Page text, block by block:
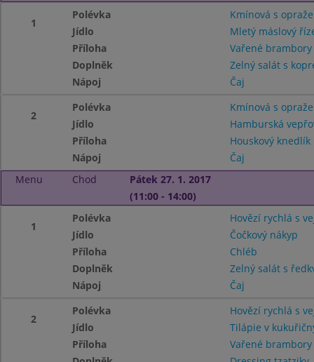
1
Polévka
Kmínová s
Jídlo
Mletý máslový
Příloha
Vařené
Doplněk
Zelný salát s
Nápoj
Čaj
2
Polévka
Kmínová s
Jídlo
Hamburská
Příloha
Houskový knedlík
Nápoj
Čaj
Menu
Chod
Pátek 27. 1. 2017
(11:00 - 14:00)
1
Polévka
Hovězí rychlá s
Jídlo
Čočkový nákyp
Příloha
Chléb
Doplněk
Zelný salát s
Nápoj
Čaj
2
Polévka
Hovězí rychlá s
Jídlo
Tilápie v
Příloha
Vařené